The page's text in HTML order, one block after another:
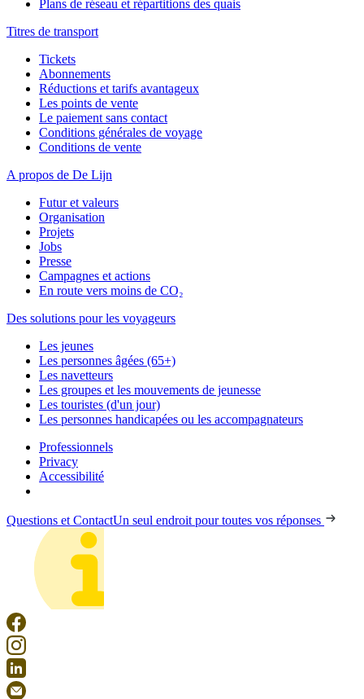
Plans de réseau et répartitions des quais
Titres de transport
Tickets
Abonnements
Réductions et tarifs avantageux
Les points de vente
Le paiement sans contact
Conditions générales de voyage
Conditions de vente
A propos de De Lijn
Futur et valeurs
Organisation
Projets
Jobs
Presse
Campagnes et actions
En route vers moins de CO₂
Des solutions pour les voyageurs
Les jeunes
Les personnes âgées (65+)
Les navetteurs
Les groupes et les mouvements de jeunesse
Les touristes (d'un jour)
Les personnes handicapées ou les accompagnateurs
Professionnels
Privacy
Accessibilité
Questions et ContactUn seul endroit pour toutes vos réponses